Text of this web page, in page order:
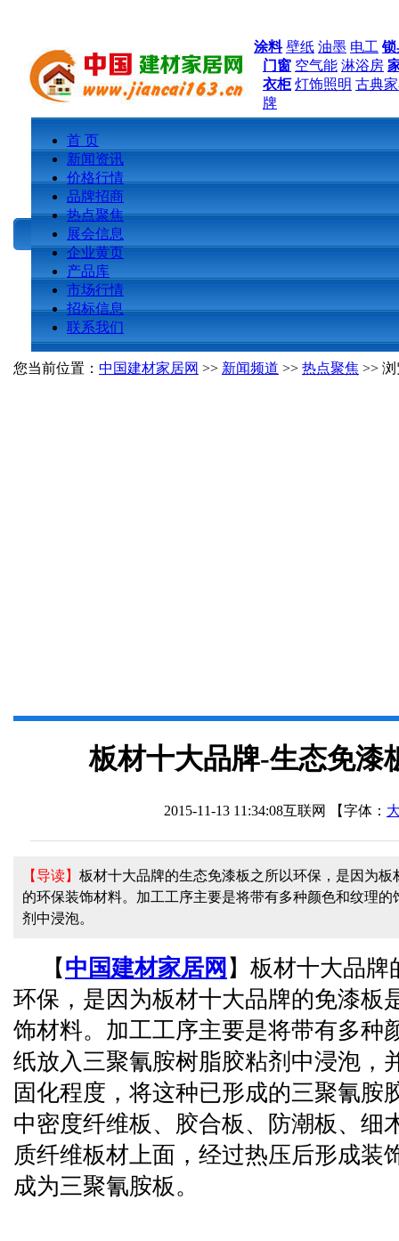
涂料 壁纸 油墨 电工 锁
门窗 空气能 淋浴房
衣柜 灯饰照明 古典
牌
首 页
新闻资讯
价格行情
品牌招商
热点聚焦
展会信息
企业黄页
产品库
市场行情
招标信息
联系我们
您当前位置： 中国建材家居网 >> 新闻频道 >> 热点聚焦 >>
板材十大品牌-生态免漆
2015-11-13 11:34:08互联网 【字体：
【导读】 板材十大品牌的生态免漆板之所以环保，是因为
的环保装饰材料。加工工序主要是将带有多种颜色和纹理
剂中浸泡。
【 中国建材家居网 】板材十大品
环保，是因为板材十大品牌的免漆板
饰材料。加工工序主要是将带有多种
纸放入三聚氰胺树脂胶粘剂中浸泡，
固化程度，将这种已形成的三聚氰胺
中密度纤维板、胶合板、防潮板、细
质纤维板材上面，经过热压后形成装
成为三聚氰胺板。